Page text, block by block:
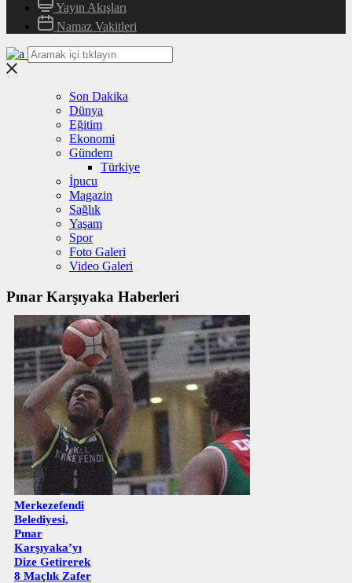
Yayın Akışları
Namaz Vakitleri
Son Dakika
Dünya
Eğitim
Ekonomi
Gündem
Türkiye
İpucu
Magazin
Sağlık
Yaşam
Spor
Foto Galeri
Video Galeri
Pınar Karşıyaka Haberleri
Merkezefendi
Belediyesi,
Pınar
Karşıyaka’yı
Dize Getirerek
8 Maçlık Zafer